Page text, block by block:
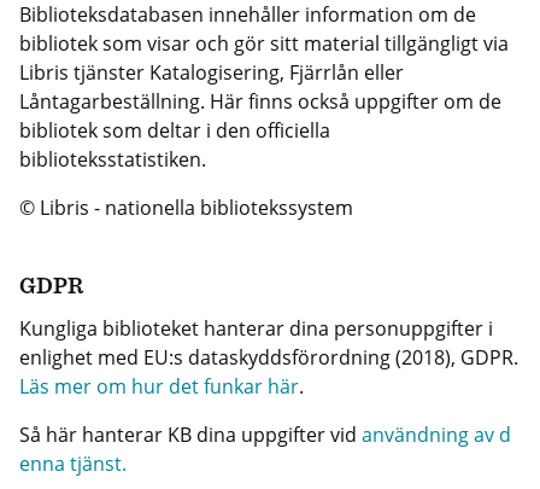
Biblioteksdatabasen innehåller information om de
bibliotek som visar och gör sitt material tillgängligt via
Libris tjänster Katalogisering, Fjärrlån eller
Låntagarbeställning. Här finns också uppgifter om de
bibliotek som deltar i den officiella
biblioteksstatistiken.
© Libris - nationella bibliotekssystem
GDPR
Kungliga biblioteket hanterar dina personuppgifter i
enlighet med EU:s dataskyddsförordning (2018), GDPR.
Läs mer om hur det funkar här.
Så här hanterar KB dina uppgifter vid användning av d
enna tjänst.